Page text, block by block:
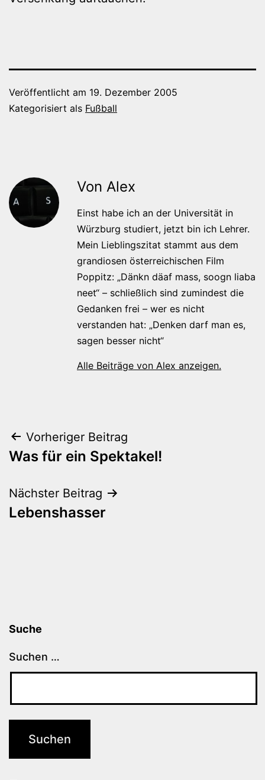
Veröffentlicht am 19. Dezember 2005
Kategorisiert als Fußball
Von Alex
Einst habe ich an der Universität in
Würzburg studiert, jetzt bin ich Lehrer.
Mein Lieblingszitat stammt aus dem
grandiosen österreichischen Film
Poppitz: „Dänkn däaf mass, soogn liaba
neet“ – schließlich sind zumindest die
Gedanken frei – wer es nicht
verstanden hat: „Denken darf man es,
sagen besser nicht“
Alle Beiträge von Alex anzeigen.
Beitragsnavigation
Vorheriger Beitrag
Was für ein Spektakel!
Nächster Beitrag
Lebenshasser
Suche
Suchen …